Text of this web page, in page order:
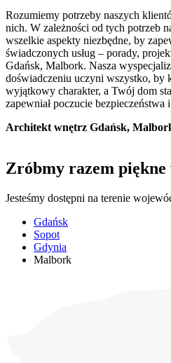
Rozumiemy potrzeby naszych
nich. W zależności od tych potrzeb
wszelkie aspekty niezbędne, by
świadczonych usług – porady,
Gdańsk, Malbork. Nasza
doświadczeniu uczyni wszystko, by
wyjątkowy charakter, a Twój dom
zapewniał poczucie bezpieczeństwa
Architekt wnętrz Gdańsk,
Zróbmy razem piękne
Jesteśmy dostępni na terenie
Gdańsk
Sopot
Gdynia
Malbork